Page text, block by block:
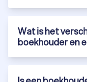
Wat is het
boekhouder en